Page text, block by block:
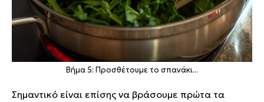
Βήμα 5: Προσθέτουμε το σπανάκι...
Σημαντικό είναι επίσης να βράσουμε πρώτα τα